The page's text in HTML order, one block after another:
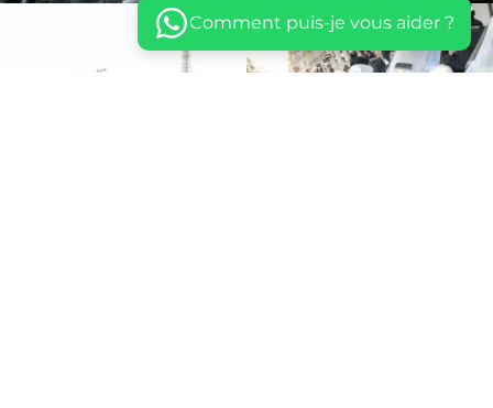
Comment puis-je vous aider ?